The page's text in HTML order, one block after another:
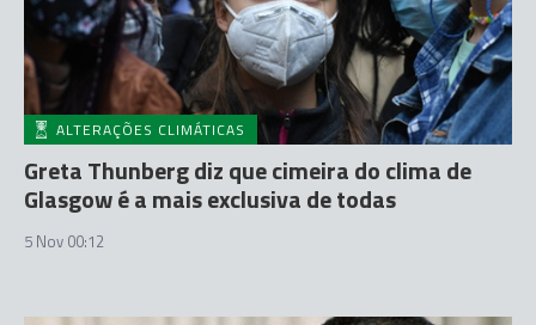
ALTERAÇÕES CLIMÁTICAS
Greta Thunberg diz que cimeira do clima de
Glasgow é a mais exclusiva de todas
5 Nov 00:12